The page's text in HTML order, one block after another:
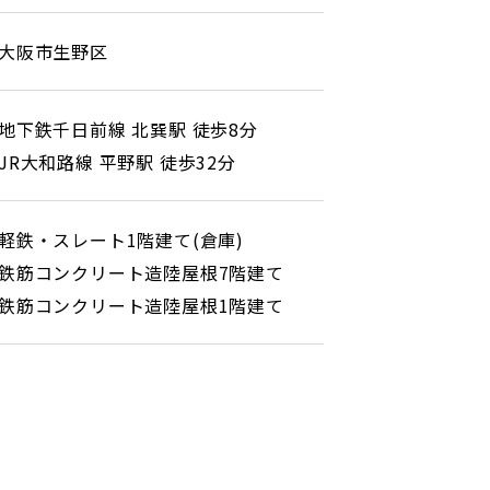
阪市生野区
下鉄千日前線 北巽駅 徒歩8分
大和路線 平野駅 徒歩32分
鉄・スレート1階建て(倉庫)
筋コンクリート造陸屋根7階建て
筋コンクリート造陸屋根1階建て